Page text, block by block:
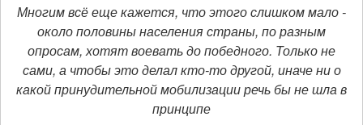
Многим всё еще кажется, что этого слишком мало -
около половины населения страны, по разным
опросам, хотят воевать до победного. Только не
сами, а чтобы это делал кто-то другой, иначе ни о
какой принудительной мобилизации речь бы не шла в
принципе